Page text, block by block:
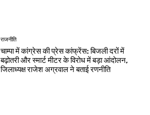
राजनीति
चाम्पा में कांग्रेस की प्रेस कांफ्रेंस: बिजली दरों में
बढ़ोतरी और स्मार्ट मीटर के विरोध में बड़ा आंदोलन,
जिलाध्यक्ष राजेश अग्रवाल ने बताई रणनीति